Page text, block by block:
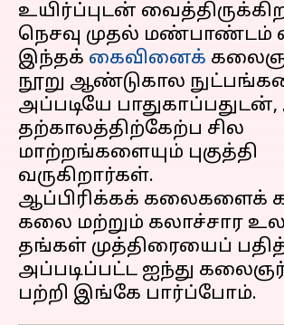
உயிர்ப்புடன்
நெசவு முதல் மண்பாண்டம்
இந்தக் கைவினைக்
நூறு ஆண்டுகால
அப்படியே
தற்காலத்திற்கேற்ப சில
மாற்றங்களையும் புகுத்தி
வருகிறார்கள்.
ஆப்பிரிக்கக் கலைகளைக்
கலை மற்றும் கலாச்சார
தங்கள் முத்திரையைப்
அப்படிப்பட்ட ஐந்து